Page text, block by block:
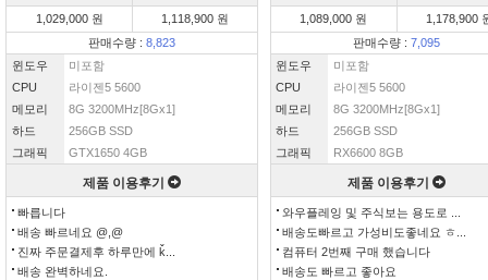
1,029,000 원
1,118,900 원
판매수량 : 8,823
윈도우
미포함
CPU
라이젠5 5600
메모리
8G 3200MHz[8Gx1]
하드
256GB SSD
그래픽
GTX1650 4GB
제품 이용후기
빠릅니다
배송 빠르네요 @,@
진짜 주문결제후 하루만에 ǩ...
배송 완벽하네요.
1,089,000 원
1,178,900
판매수량 : 7,095
윈도우
미포함
CPU
라이젠5 5600
메모리
8G 3200MHz[8Gx1]
하드
256GB SSD
그래픽
RX6600 8GB
제품 이용후기
와우플레잉 및 주식보는 용도로 ...
배송도빠르고 가성비도좋네요 ㅎ...
컴퓨터 2번째 구매 했습니다
배송도 빠르고 좋아요